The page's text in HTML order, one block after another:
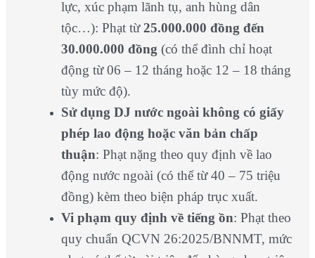
lực, xúc phạm lãnh tụ, anh hùng dân
tộc…): Phạt từ25.000.000 đồng đến
30.000.000 đồng (có thể đình chỉ hoạt
động từ 06 – 12 tháng hoặc 12 – 18 tháng
tùy mức độ).
Sử dụng DJ nước ngoài không có giấy
phép lao động hoặc văn bản chấp
thuận: Phạt nặng theo quy định về lao
động nước ngoài (có thể từ 40 – 75 triệu
đồng) kèm theo biện pháp trục xuất.
Vi phạm quy định về tiếng ồn: Phạt theo
quy chuẩn QCVN 26:2025/BNNMT, mức